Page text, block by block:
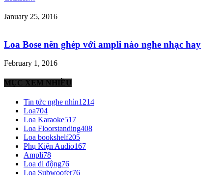
January 25, 2016
Loa Bose nên ghép với ampli nào nghe nhạc hay
February 1, 2016
MỤC XEM NHIỀU
Tin tức nghe nhìn1214
Loa704
Loa Karaoke517
Loa Floorstanding408
Loa bookshelf205
Phụ Kiện Audio167
Ampli78
Loa di động76
Loa Subwoofer76